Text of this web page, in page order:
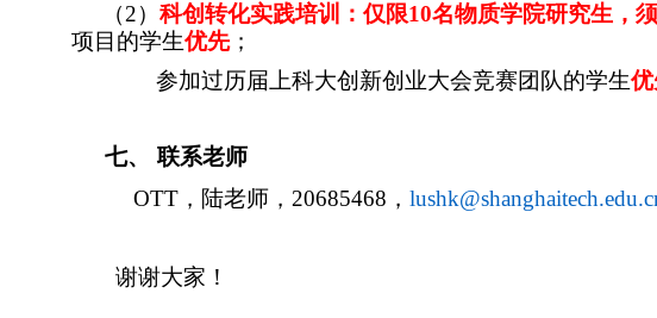
（2） 科创转化实践培训：仅限10名物质学院研究生，须
项目的学生优先；
参加过历届上科大创新创业大会竞赛团队的学生
七、
联系老师
OTT ，陆老师， 20685468 ，
谢谢大家！